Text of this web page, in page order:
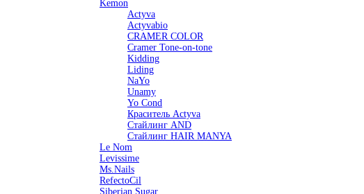
Kemon
Actyva
Actyvabio
CRAMER COLOR
Cramer Tone-on-tone
Kidding
Liding
NaYo
Unamy
Yo Cond
Краситель Actyva
Стайлинг AND
Стайлинг HAIR MANYA
Le Nom
Levissime
Ms.Nails
RefectoCil
Siberian Sugar